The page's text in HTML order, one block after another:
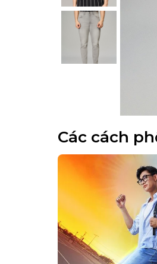
Các cách